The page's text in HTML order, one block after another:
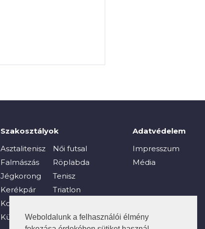
Weboldalunk a felhasználói élmény
Szakosztályok
Asztalitenisz
Falmászás
Jégkorong
Kerékpár
Kosárlabda
Küzdősport
Női futsal
Röplabda
Tenisz
Triatlon
Vízi sportok
Adatvédelem
Impresszum
Média